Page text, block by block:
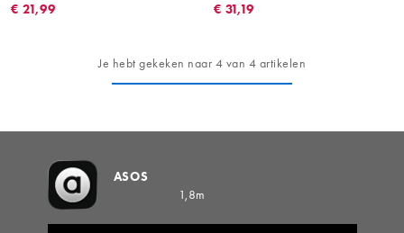
€ 21,99
€ 31,19
Je hebt gekeken naar 4 van 4 artikelen
ASOS
1,8m